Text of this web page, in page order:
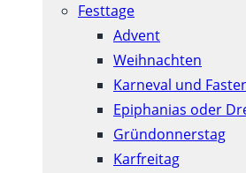
Festtage
Advent
Weihnachten
Karneval und
Epiphanias oder
Gründonnerstag
Karfreitag